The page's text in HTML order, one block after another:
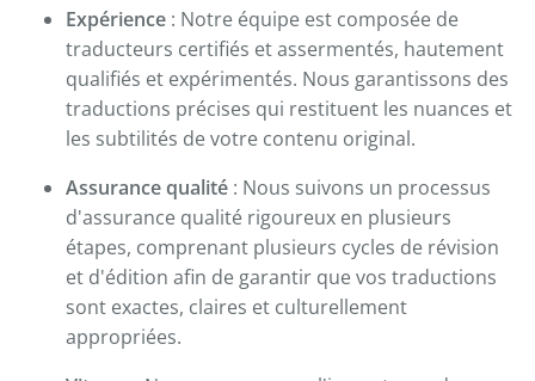
Expérience : Notre équipe est composée de
traducteurs certifiés et assermentés, hautement
qualifiés et expérimentés. Nous garantissons des
traductions précises qui restituent les nuances et
les subtilités de votre contenu original.
Assurance qualité : Nous suivons un processus
d'assurance qualité rigoureux en plusieurs
étapes, comprenant plusieurs cycles de révision
et d'édition afin de garantir que vos traductions
sont exactes, claires et culturellement
appropriées.